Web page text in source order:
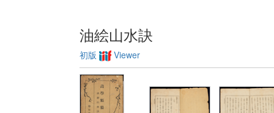
油絵山水訣
初版 Viewer